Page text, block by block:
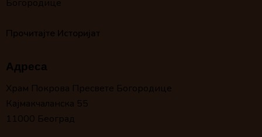
Богородице
Прочитајте Историјат
Адреса
Храм Покрова Пресвете Богородице
Кајмакчаланска 55
11000 Београд